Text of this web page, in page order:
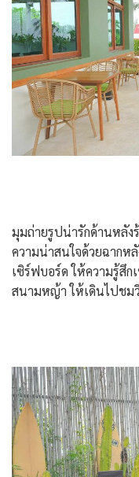
มุมถ่ายรูปน่ารักด้านหลัง
ความน่าสนใจด้วยฉากห
เซิร์ฟบอร์ด ให้ความรู้สึ
สนามหญ้า ให้เดินไปชมวิ